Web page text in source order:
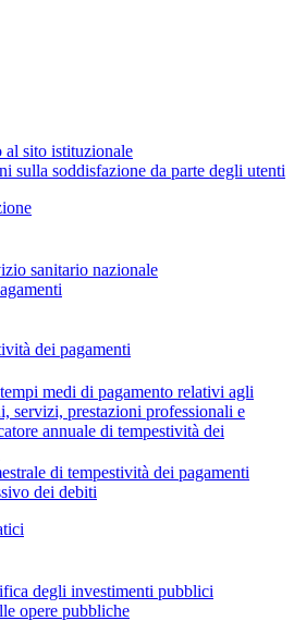
al sito istituzionale
sulla soddisfazione da parte degli utenti
sanitario nazionale
dei pagamenti
medi di pagamento relativi agli
servizi, prestazioni professionali e
annuale di tempestività dei
di tempestività dei pagamenti
dei debiti
degli investimenti pubblici
opere pubbliche